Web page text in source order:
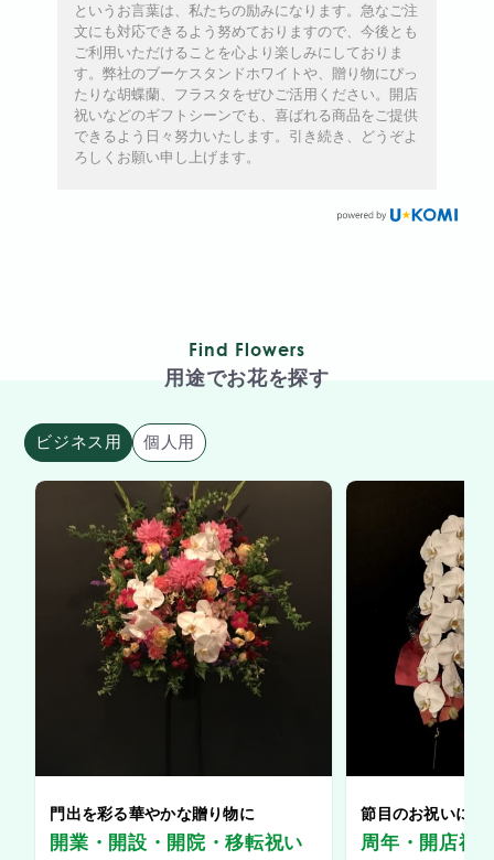
というお言葉は、私たちの励みになります。急なご注
文にも対応できるよう努めておりますので、今後とも
ご利用いただけることを心より楽しみにしておりま
す。弊社のブーケスタンドホワイトや、贈り物にぴっ
たりな胡蝶蘭、フラスタをぜひご活用ください。開店
祝いなどのギフトシーンでも、喜ばれる商品をご提供
できるよう日々努力いたします。引き続き、どうぞよ
ろしくお願い申し上げます。
Find Flowers
用途でお花を探す
ビジネス用 個人用
門出を彩る華やかな贈り物に
開業・開設・開院・移転祝い
節目のお祝いに、
周年・開店祝